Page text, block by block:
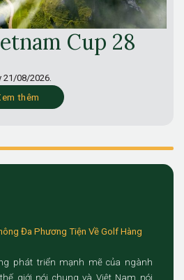
Cup 28
21/08/2026.
thêm
Đa Phương Tiện Về Golf Hàng
phát triển mạnh mẽ của ngành
giới nói chung và Việt Nam nói